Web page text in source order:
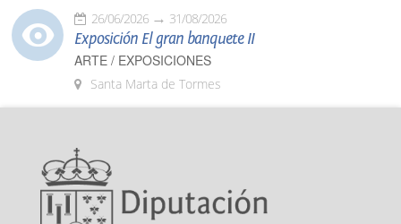
26/06/2026 31/08/2026
Exposición El gran banquete II
ARTE / EXPOSICIONES
Santa Marta de Tormes